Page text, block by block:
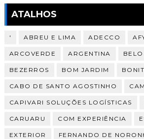
ATALHOS
' ABREU E LIMA ADECCO
ARCOVERDE ARGENTINA
BEZERROS BOM JARDIM
CABO DE SANTO AGOSTINHO
CAPIVARI SOLUÇÕES LOGÍSTICAS
CARUARU COM EXPERIÊNCIA
EXTERIOR FERNANDO DE